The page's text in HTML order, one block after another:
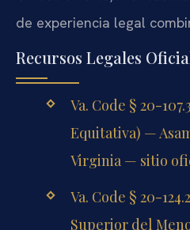
de experiencia legal
Recursos Legales
Va. Code § 20-
Equitativa) —
Virginia — sitio
Va. Code § 20-
Superior del